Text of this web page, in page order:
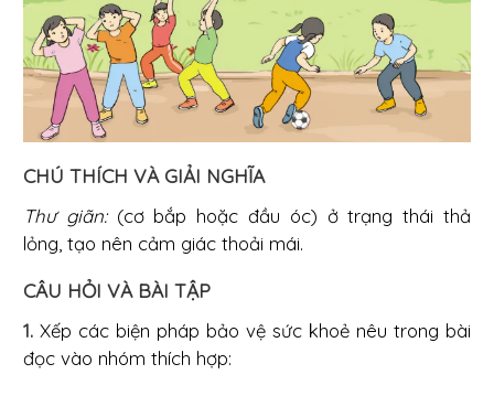
CHÚ THÍCH VÀ GIẢI NGHĨA
Thư giãn: (cơ bắp hoặc đầu óc) ở trạng thái thả
lỏng, tạo nên cảm giác thoải mái.
CÂU HỎI VÀ BÀI TẬP
1. Xếp các biện pháp bảo vệ sức khoẻ nêu trong bài
đọc vào nhóm thích hợp: